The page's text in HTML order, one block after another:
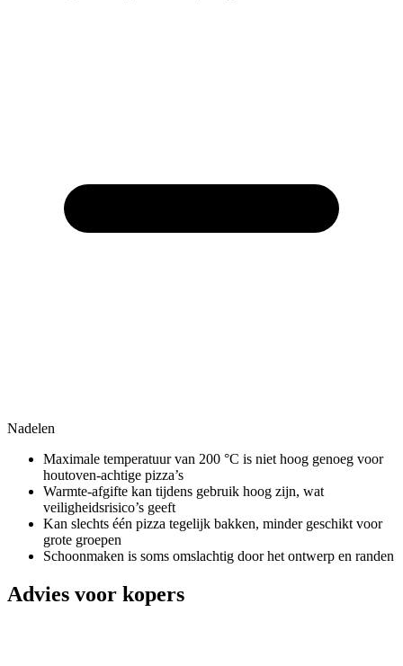
Nadelen
Maximale temperatuur van 200 °C is niet hoog genoeg voor
houtoven-achtige pizza’s
Warmte-afgifte kan tijdens gebruik hoog zijn, wat
veiligheidsrisico’s geeft
Kan slechts één pizza tegelijk bakken, minder geschikt voor
grote groepen
Schoonmaken is soms omslachtig door het ontwerp en randen
Advies voor kopers